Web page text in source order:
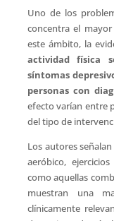
Uno de los
concentra el
este ámbito, la
actividad física
síntomas
personas con
efecto varían entre
del tipo de
Los autores
aeróbico,
como aquellas
muestran una
clínicamente